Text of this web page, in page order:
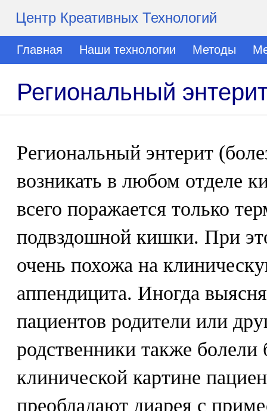
Центр Креативных Технологий
Главная Наши технологии Методы
Региональный
Региональный энтерит
возникать в любом отделе
всего поражается только
подвздошной кишки. При
очень похожа на
аппендицита. Иногда
пациентов родители или
родственники также
клинической картине
преобладают диарея с